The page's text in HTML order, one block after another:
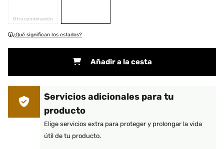
Otra combinación
¿Qué significan los estados?
Añadir a la cesta
Servicios adicionales para tu
producto
Elige servicios extra para proteger y prolongar la vida
útil de tu producto.